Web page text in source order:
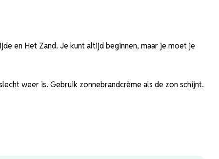
en Het Zand. Je kunt altijd beginnen, maar je moet je
weer is. Gebruik zonnebrandcrème als de zon schijnt.